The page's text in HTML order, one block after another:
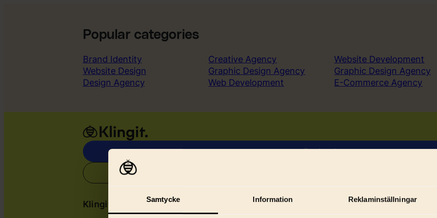
Samtycke Information Reklaminställningar
Popular categories
Brand Identity
Website Design
Design Agency
Creative Agency
Graphic Design Agency
Web Development
Website Development
Graphic Design Agency
E-Commerce Agency
Book a demo
Klingit